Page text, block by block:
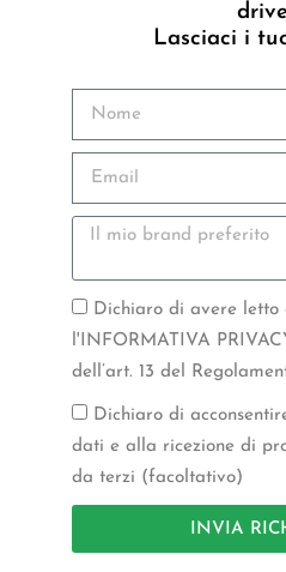
Lasciaci i
Dichiaro di avere letto
l'INFORMATIVA
dell’art. 13 del
Dichiaro di
dati e alla ricezione di
da terzi (facoltativo)
INVIA